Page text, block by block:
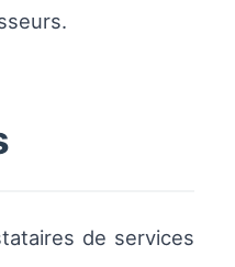
de services